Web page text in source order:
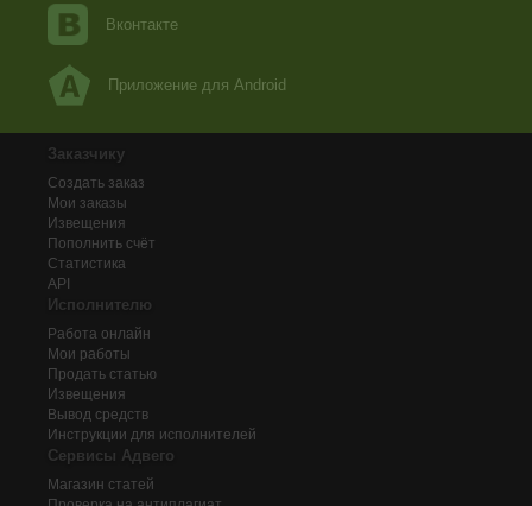
Вконтакте
Приложение для Android
Заказчику
Создать заказ
Мои заказы
Извещения
Пополнить счёт
Статистика
API
Исполнителю
Работа онлайн
Мои работы
Продать статью
Извещения
Вывод средств
Инструкции для исполнителей
Сервисы Адвего
Магазин статей